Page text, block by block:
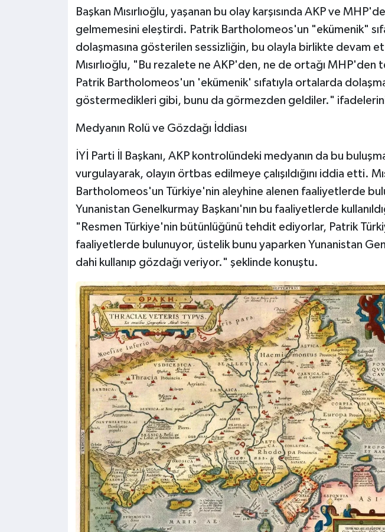
Başkan Mısırlıoğlu, yaşanan bu olay karşısında AKP ve
gelmemesini eleştirdi. Patrik Bartholomeos'un "ekümenik"
dolaşmasına gösterilen sessizliğin, bu olayla birlikte devam
Mısırlıoğlu, "Bu rezalete ne AKP'den, ne de ortağı MHP'den
Patrik Bartholomeos'un 'ekümenik' sıfatıyla ortalarda
göstermedikleri gibi, bunu da görmezden geldiler." ifadelerini
Medyanın Rolü ve Gözdağı İddiası
İYİ Parti İl Başkanı, AKP kontrolündeki medyanın da bu
vurgulayarak, olayın örtbas edilmeye çalışıldığını iddia etti.
Bartholomeos'un Türkiye'nin aleyhine alenen faaliyetlerde
Yunanistan Genelkurmay Başkanı'nın bu faaliyetlerde
"Resmen Türkiye'nin bütünlüğünü tehdit ediyorlar, Patrik
faaliyetlerde bulunuyor, üstelik bunu yaparken Yunanistan
dahi kullanıp gözdağı veriyor." şeklinde konuştu.